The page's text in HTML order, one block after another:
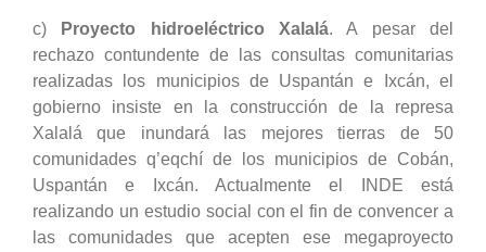
c) Proyecto hidroeléctrico Xalalá. A pesar del
rechazo contundente de las consultas comunitarias
realizadas los municipios de Uspantán e Ixcán, el
gobierno insiste en la construcción de la represa
Xalalá que inundará las mejores tierras de 50
comunidades q’eqchí de los municipios de Cobán,
Uspantán e Ixcán. Actualmente el INDE está
realizando un estudio social con el fin de convencer a
las comunidades que acepten ese megaproyecto